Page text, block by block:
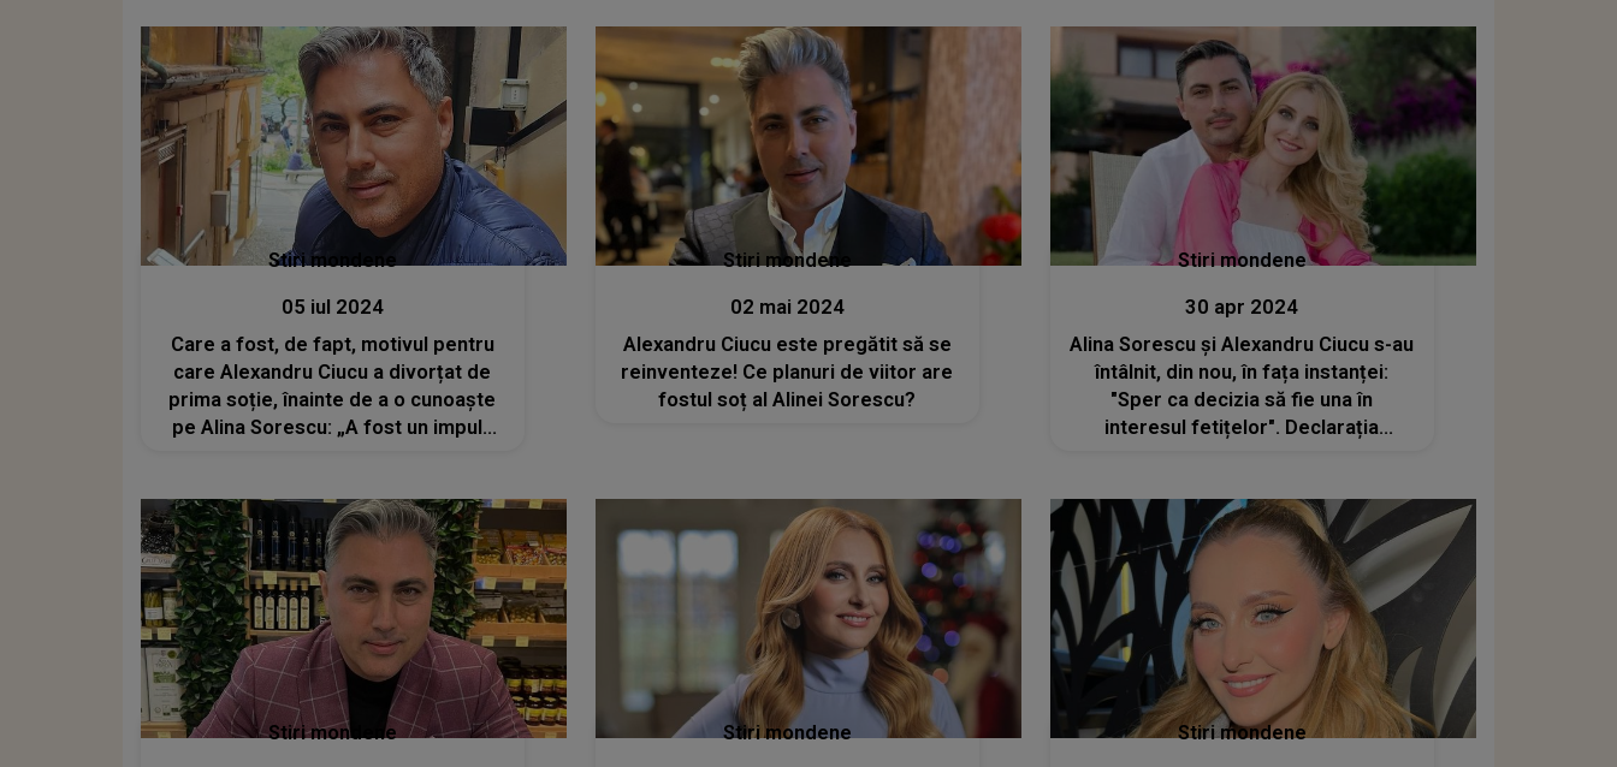
regrete”
Stiri mondene
05 iul 2024
Care a fost, de fapt, motivul pentru
care Alexandru Ciucu a divorțat de
prima soție, înainte de a o cunoaște
pe Alina Sorescu: „A fost un impuls
Stiri mondene
02 mai 2024
Alexandru Ciucu este pregătit să se
reinventeze! Ce planuri de viitor are
fostul soț al Alinei Sorescu?
Stiri mondene
30 apr 2024
Alina Sorescu și Alexandru Ciucu s-au
întâlnit, din nou, în fața instanței:
"Sper ca decizia să fie una în
interesul fetițelor". Declarația
Stiri mondene Stiri mondene Stiri mondene